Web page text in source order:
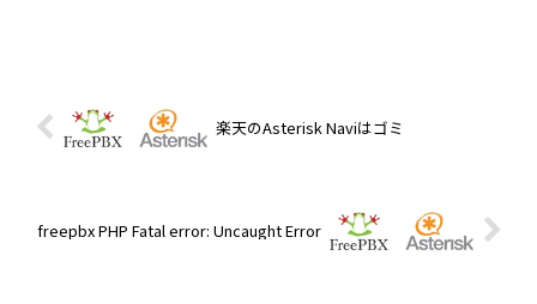
楽天のAsterisk Naviはゴミ
freepbx PHP Fatal error: Uncaught Error